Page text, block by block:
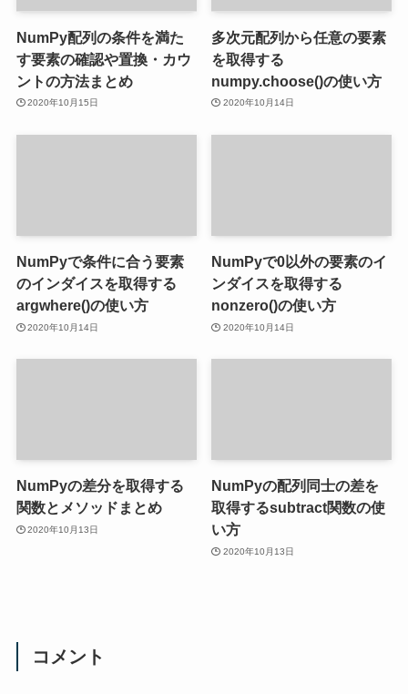
NumPy配列の条件を満た
す要素の確認や置換・カウ
ントの方法まとめ
2020年10月15日
多次元配列から任意の要素
を取得する
numpy.choose()の使い方
2020年10月14日
NumPyで条件に合う要素
のインダイスを取得する
argwhere()の使い方
2020年10月14日
NumPyで0以外の要素のイ
ンダイスを取得する
nonzero()の使い方
2020年10月14日
NumPyの差分を取得する
関数とメソッドまとめ
2020年10月13日
NumPyの配列同士の差を
取得するsubtract関数の使
い方
2020年10月13日
コメント